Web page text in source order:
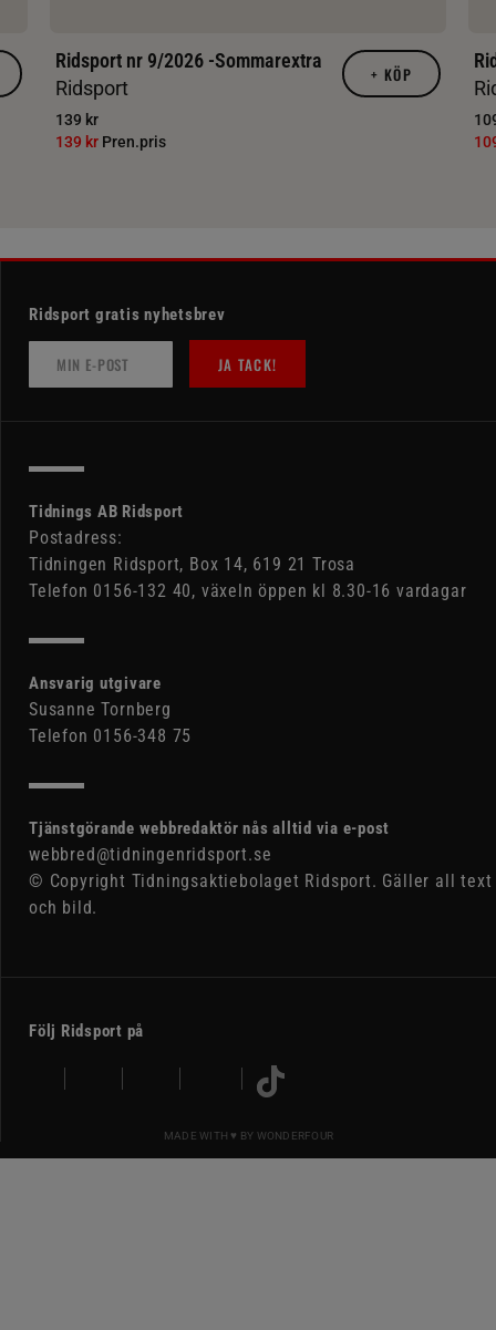
Ridsport nr 9/2026 -Sommarextra
Ridsport
139 kr
139 kr Pren.pris
+ KÖP
Ridsport gratis nyhetsbrev
JA TACK!
Tidnings AB Ridsport
Postadress:
Tidningen Ridsport, Box 14, 619 21 Trosa
Telefon 0156-132 40, växeln öppen kl 8.30-16 vardagar
Ansvarig utgivare
Susanne Tornberg
Telefon 0156-348 75
Tjänstgörande webbredaktör nås alltid via e-post
webbred@tidningenridsport.se
© Copyright Tidningsaktiebolaget Ridsport. Gäller all text
och bild.
Följ Ridsport på
MADE WITH ♥ BY WONDERFOUR